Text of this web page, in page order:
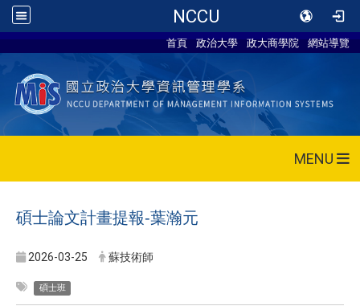
NCCU
首頁 政治大學 政大商學院 網站導覽
MENU
碩士論文計畫提報-葉瀚元
2026-03-25 蘇技術師
碩士班